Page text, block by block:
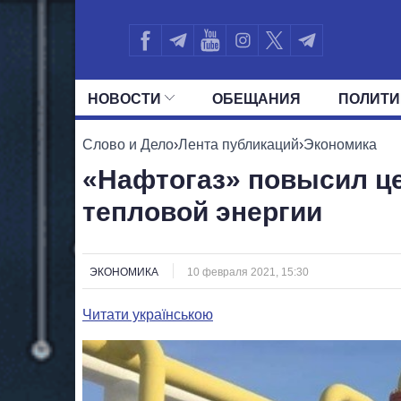
НОВОСТИ ОБЕЩАНИЯ
ВСЕ ПОЛИТИКИ ПРЕЗИДЕНТ И
Слово и Дело›Лента публикаций›Экономика
«Нафтогаз» повысил
тепловой энергии
ЭКОНОМИКА 10 февраля 2021, 15:30
Читати українською